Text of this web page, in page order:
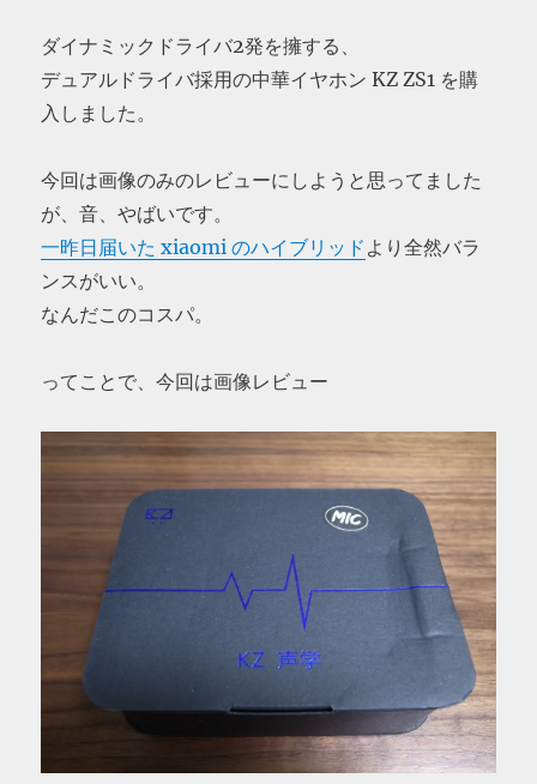
ダイナミックドライバ2発を擁する、
デュアルドライバ採用の中華イヤホン KZ ZS1 を購
入しました。
今回は画像のみのレビューにしようと思ってました
が、音、やばいです。
一昨日届いた xiaomi のハイブリッド より全然バラ
ンスがいい。
なんだこのコスパ。
ってことで、今回は画像レビュー